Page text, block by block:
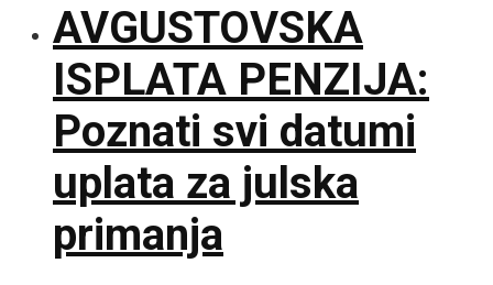
AVGUSTOVSKA
ISPLATA PENZIJA:
Poznati svi datumi
uplata za julska
primanja